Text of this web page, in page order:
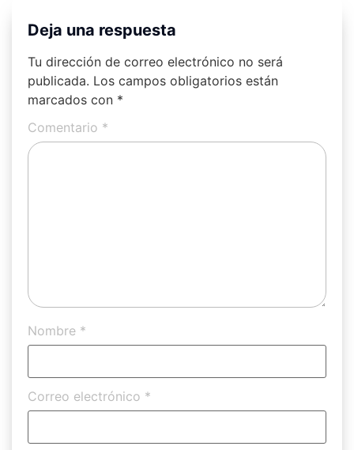
Deja una respuesta
Tu dirección de correo electrónico no será
publicada. Los campos obligatorios están
marcados con *
Comentario *
Nombre *
Correo electrónico *